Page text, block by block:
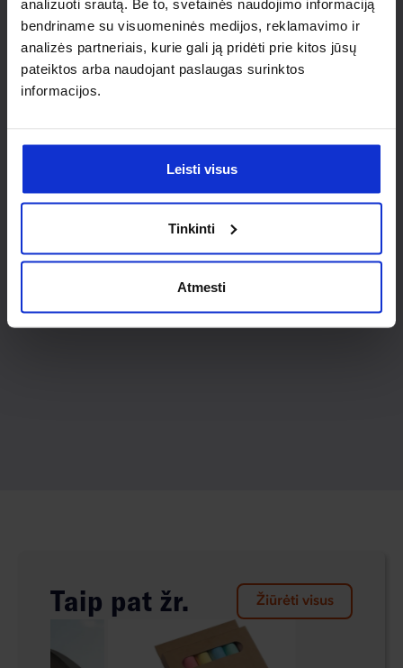
analizuoti srautą. Be to, svetainės naudojimo informaciją
bendriname su visuomeninės medijos, reklamavimo ir
analizės partneriais, kurie gali ją pridėti prie kitos jūsų
pateiktos arba naudojant paslaugas surinktos
informacijos.
Leisti visus
Tinkinti
Atmesti
Susisiek su mumis dėl
nestandartinio produkto aptarimo.
Susisiekti
Taip pat žr. Žiūrėti visus